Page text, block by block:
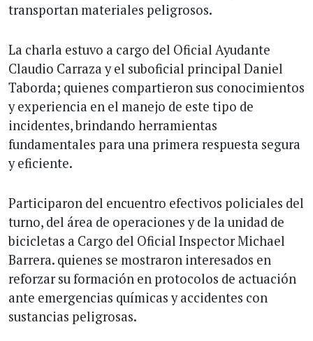
transportan materiales peligrosos.
La charla estuvo a cargo del Oficial Ayudante
Claudio Carraza y el suboficial principal Daniel
Taborda; quienes compartieron sus conocimientos
y experiencia en el manejo de este tipo de
incidentes, brindando herramientas
fundamentales para una primera respuesta segura
y eficiente.
Participaron del encuentro efectivos policiales del
turno, del área de operaciones y de la unidad de
bicicletas a Cargo del Oficial Inspector Michael
Barrera. quienes se mostraron interesados en
reforzar su formación en protocolos de actuación
ante emergencias químicas y accidentes con
sustancias peligrosas.